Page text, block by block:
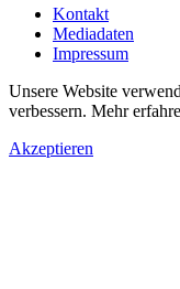
Kontakt
Mediadaten
Impressum
Unsere Website
verbessern. Mehr
Akzeptieren